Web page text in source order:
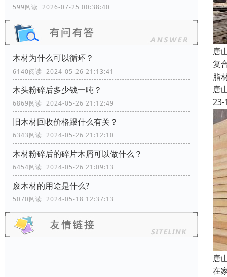
599阅读 2026-07-25 00:38:40
木材为什么可以循环？
6140阅读 2024-05-26 21:13:41
木头粉碎后多少钱一吨？
6869阅读 2024-05-26 21:12:49
旧木材回收价格跟什么有关？
6343阅读 2024-05-26 21:12:10
木材粉碎后的碎片木屑可以做什么？
6454阅读 2024-05-26 21:09:13
废木材的用途是什么?
5070阅读 2024-05-18 12:37:13
唐
复
脂
唐
23-
唐
在